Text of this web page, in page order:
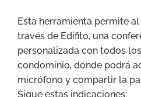
Esta herramienta permite
través de Edifito, una
personalizada con todos
condominio, donde podrá
micrófono y compartir la
Sigue estas indicaciones: